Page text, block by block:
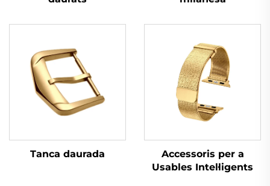
Tanca daurada
Accessoris per a
Usables Intel·ligents